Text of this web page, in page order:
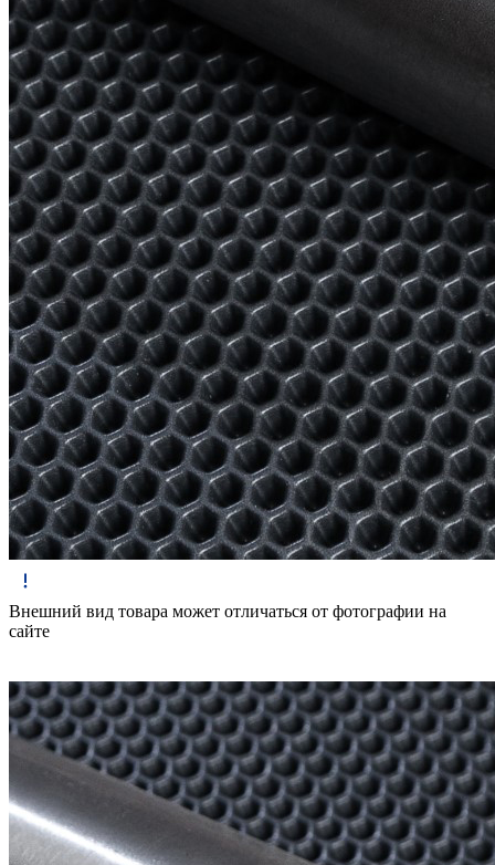
Внешний вид товара может отличаться от фотографии на
сайте